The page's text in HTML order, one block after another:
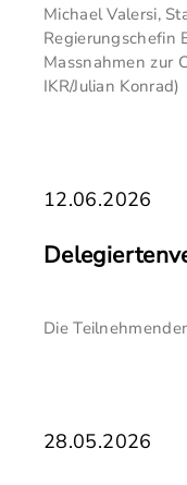
Michael Valersi,
Regierungschefin
Massnahmen zur
IKR/Julian Konrad)
12.06.2026
Die
28.05.2026